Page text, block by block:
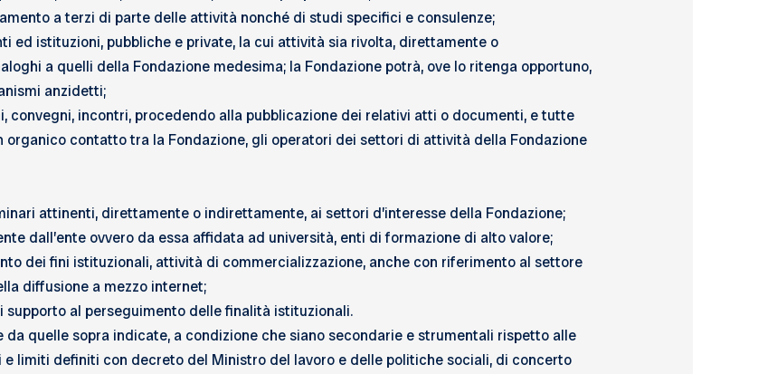
a terzi di parte delle attività nonché di studi specifici e consulenze;
ed istituzioni, pubbliche e private, la cui attività sia rivolta, direttamente o
a quelli della Fondazione medesima; la Fondazione potrà, ove lo ritenga opportuno,
anzidetti;
convegni, incontri, procedendo alla pubblicazione dei relativi atti o documenti, e tutte
contatto tra la Fondazione, gli operatori dei settori di attività della Fondazione
attinenti, direttamente o indirettamente, ai settori d’interesse della Fondazione;
dall’ente ovvero da essa affidata ad università, enti di formazione di alto valore;
dei fini istituzionali, attività di commercializzazione, anche con riferimento al settore
diffusione a mezzo internet;
al perseguimento delle finalità istituzionali.
quelle sopra indicate, a condizione che siano secondarie e strumentali rispetto alle
limiti definiti con decreto del Ministro del lavoro e delle politiche sociali, di concerto